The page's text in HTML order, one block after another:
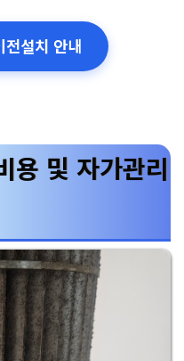
설치 안내
용 및 자가관리